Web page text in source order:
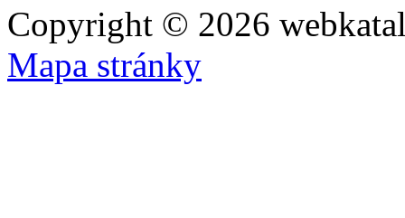
Copyright © 2026
Mapa stránky